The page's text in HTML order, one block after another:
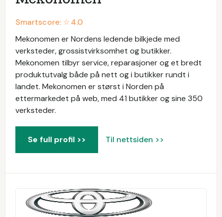
Smartscore: ☆4.0
Mekonomen er Nordens ledende bilkjede med
verksteder, grossistvirksomhet og butikker.
Mekonomen tilbyr service, reparasjoner og et bredt
produktutvalg både på nett og i butikker rundt i
landet. Mekonomen er størst i Norden på
ettermarkedet på web, med 41 butikker og sine 350
verksteder.
Se full profil >> Til nettsiden >>